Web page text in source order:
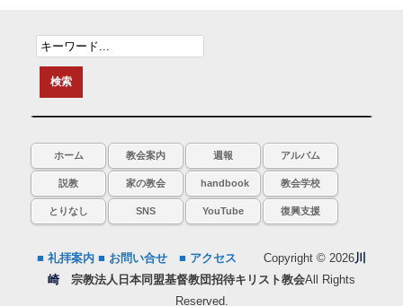
ホーム 教会案内 週報 アルバム
説教 家の教会 handbook 教会学校
とりなし SNS YouTube 復興支援
■ 礼拝案内 ■ お問い合せ ■ アクセス Copyright © 2026川
崎
宗教法人日本同盟基督教団招待キリスト教会All Rights
Reserved.